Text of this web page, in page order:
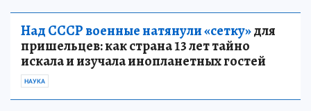
Над СССР военные натянули «сетку»для
пришельцев: как страна 13 лет тайно
искала и изучала инопланетных гостей
НАУКА